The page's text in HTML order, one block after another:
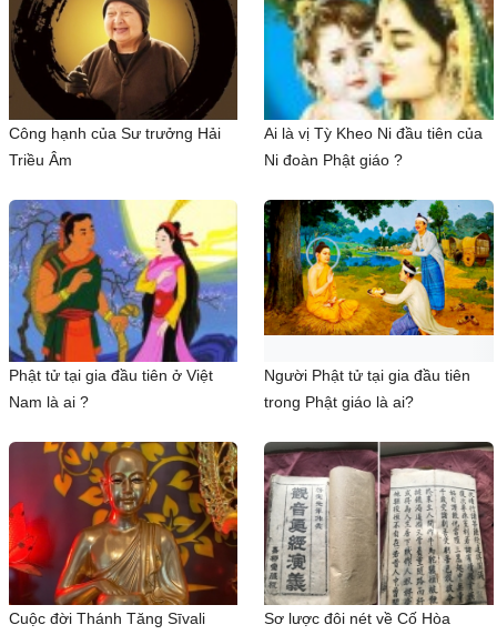
Công hạnh của Sư trưởng Hải
Triều Âm
Ai là vị Tỳ Kheo Ni đầu tiên của
Ni đoàn Phật giáo ?
Phật tử tại gia đầu tiên ở Việt
Nam là ai ?
Người Phật tử tại gia đầu tiên
trong Phật giáo là ai?
Cuộc đời Thánh Tăng Sīvali
Sơ lược đôi nét về Cố Hòa